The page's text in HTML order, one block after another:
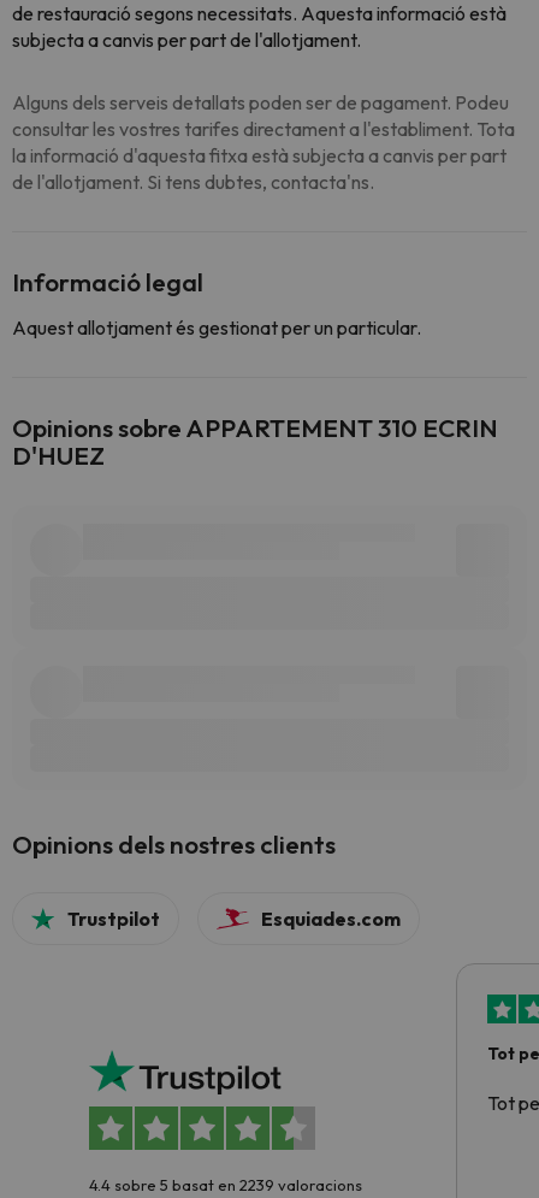
de restauració segons necessitats. Aquesta informació està
subjecta a canvis per part de l'allotjament.
Alguns dels serveis detallats poden ser de pagament. Podeu
consultar les vostres tarifes directament a l'establiment. Tota
la informació d'aquesta fitxa està subjecta a canvis per part
de l'allotjament. Si tens dubtes, contacta'ns.
Informació legal
Aquest allotjament és gestionat per un particular.
Opinions sobre APPARTEMENT 310 ECRIN
D'HUEZ
Opinions dels nostres clients
Trustpilot Esquiades.com
4.4 sobre 5 basat en 2239 valoracions
Tot
Tot